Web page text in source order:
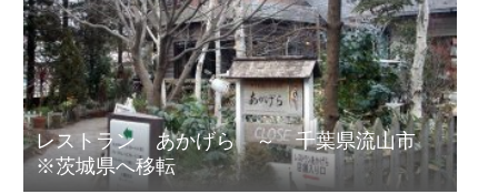
レストラン あかげら ～ 千葉県流山市
※茨城県へ移転